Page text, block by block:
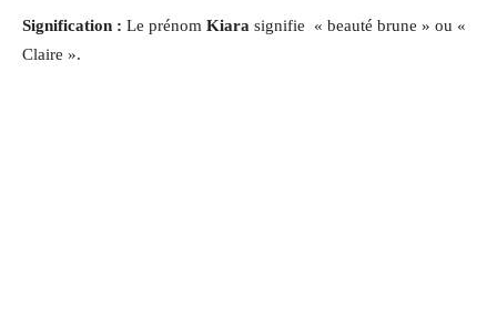
Signification : Le prénom Kiara signifie « beauté brune » ou «
Claire ».